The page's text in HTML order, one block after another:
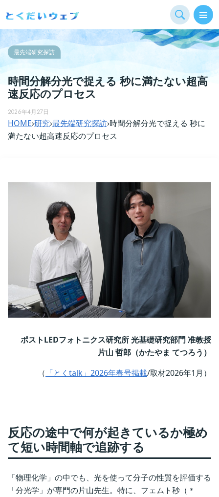
最先端研究探訪
時間分解分光で捉える 秒に満たない超高
速反応のプロセス
2026年4月27日
HOME›研究›最先端研究探訪›時間分解分光で捉える 秒に
満たない超高速反応のプロセス
ポストLEDフォトニクス研究所 光基礎研究部門 准教授
片山 哲郎（かたやま てつろう）
（ 「とくtalk」2026年春号掲載/取材2026年1月）
反応の途中で何が起きているか極め
て短い時間軸で追跡する
「物理化学」の中でも、光を使って分子の性質を評価する
「分光学」が専門の片山先生。特に、フェムト秒（＊